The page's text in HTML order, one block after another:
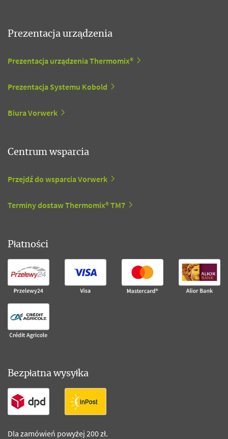
Prezentacja urządzenia
Prezentacja urządzenia Thermomix®
Prezentacja Systemu Kobold
Biura Vorwerk
Centrum wsparcia
Przejdź do wsparcia Vorwerk
Terminy dostaw Thermomix® TM7
Płatności
Bezpłatna wysyłka
Dla zamówień powyżej 200 zł.